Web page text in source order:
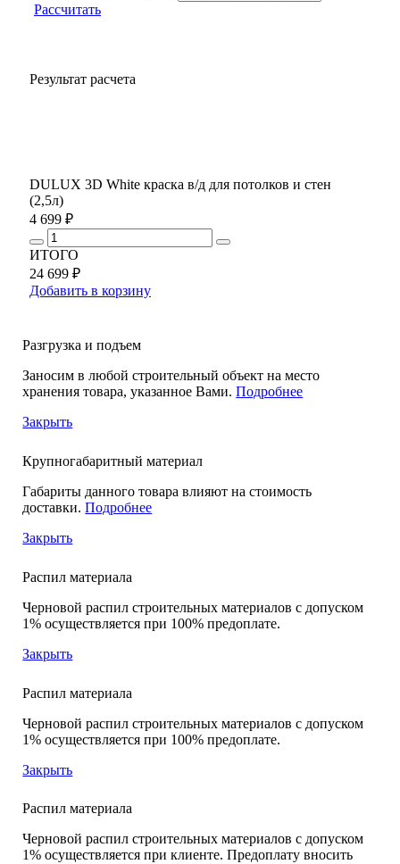
Рассчитать
Результат расчета
DULUX 3D White краска в/д для потолков и стен
(2,5л)
4 699 ₽
ИТОГО
24 699 ₽
Добавить в корзину
Разгрузка и подъем
Заносим в любой строительный объект на место
хранения товара, указанное Вами.Подробнее
Закрыть
Крупногабаритный материал
Габариты данного товара влияют на стоимость
доставки.Подробнее
Закрыть
Распил материала
Черновой распил строительных материалов с допуском
1% осуществляется при 100% предоплате.
Закрыть
Распил материала
Черновой распил строительных материалов с допуском
1% осуществляется при 100% предоплате.
Закрыть
Распил материала
Черновой распил строительных материалов с допуском
1% осуществляется при клиенте. Предоплату вносить